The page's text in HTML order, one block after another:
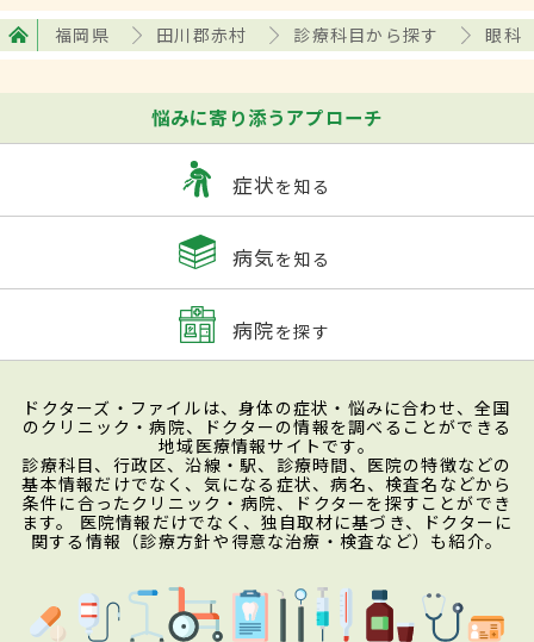
福岡県 田川郡赤村 診療科目から探す 眼科
悩みに寄り添うアプローチ
症状を知る
病気を知る
病院を探す
ドクターズ・ファイルは、身体の症状・悩みに合わせ、全国
のクリニック・病院、ドクターの情報を調べることができる
地域医療情報サイトです。
診療科目、行政区、沿線・駅、診療時間、医院の特徴などの
基本情報だけでなく、気になる症状、病名、検査名などから
条件に合ったクリニック・病院、ドクターを探すことができ
ます。 医院情報だけでなく、独自取材に基づき、ドクターに
関する情報（診療方針や得意な治療・検査など）も紹介。